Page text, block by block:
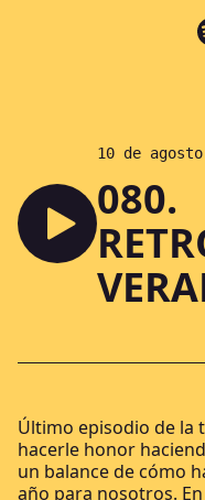
080.
10 de
Último episodio de la
hacerle honor
un balance de cómo
año para nosotros.